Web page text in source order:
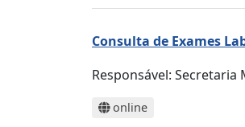
Consulta de Exames
Responsável: Secretaria
online